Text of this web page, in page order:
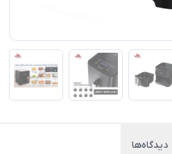
دیدگاه‌ها